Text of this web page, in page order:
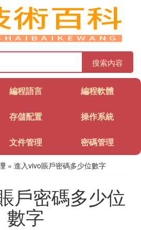
搜索內容
編程語言 編程軟體
存儲配置 操作系統
文件管理 密碼管理
» 進入vivo賬戶密碼多少位數字
戶密碼多少位
數字